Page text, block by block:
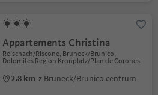
Appartements Christina
Reischach/Riscone, Bruneck/Brunico,
Dolomites Region Kronplatz/Plan de Corones
2.8 km z Bruneck/Brunico centrum